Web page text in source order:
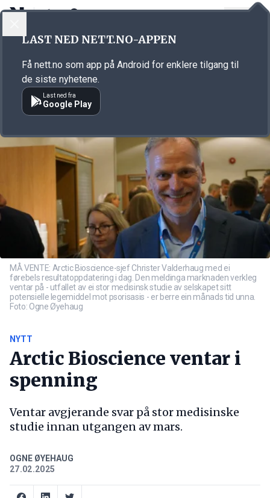
Annonsørinnhold
MÅ VENTE: Arctic Bioscience-sjef Christer Valderhaug med ei
førebels resultatoppdatering i dag. Den meldinga marknaden verkleg
ventar på - utfallet av ei stor medisinsk studie av selskapet sitt
potensielle legemiddel mot psorisasis - er berre ein månads tid unna.
Foto: Ogne Øyehaug
NYTT
Arctic Bioscience ventar i
spenning
Ventar avgjerande svar på stor medisinske
studie innan utgangen av mars.
OGNE ØYEHAUG
27.02.2025
LAST NED NETT.NO-APPEN
Få nett.no som app på Android for enklere tilgang til
de siste nyhetene.
Last ned fra
Google Play